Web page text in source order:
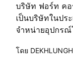
บริษัท ฟอร์ท คอ
เป็นบริษัทในปร
จำหน่ายอุปกร
โทรศัพท์เทคโน
โดย